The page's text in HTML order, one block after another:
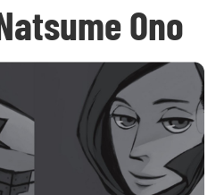
Ono